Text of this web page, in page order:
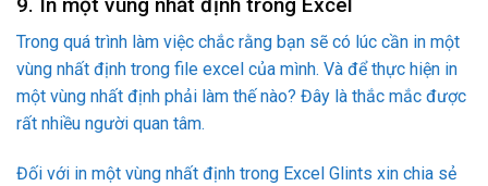
Trong quá trình làm việc chắc rằng bạn sẽ có lúc cần in một
vùng nhất định trong file excel của mình. Và để thực hiện in
một vùng nhất định phải làm thế nào? Đây là thắc mắc được
rất nhiều người quan tâm.
Đối với in một vùng nhất định trong Excel Glints xin chia sẻ